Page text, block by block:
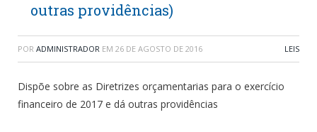
outras providências)
POR ADMINISTRADOR EM 26 DE AGOSTO DE 2016 LEIS
Dispõe sobre as Diretrizes orçamentarias para o exercício
financeiro de 2017 e dá outras providências